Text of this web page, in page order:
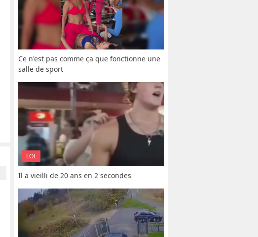
Ce n'est pas comme ça que fonctionne une
salle de sport
LOL
Il a vieilli de 20 ans en 2 secondes